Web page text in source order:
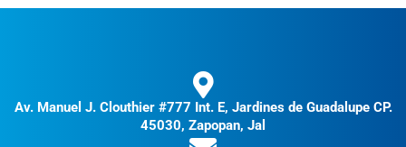
Av. Manuel J. Clouthier #777 Int. E, Jardines de Guadalupe CP.
45030, Zapopan, Jal